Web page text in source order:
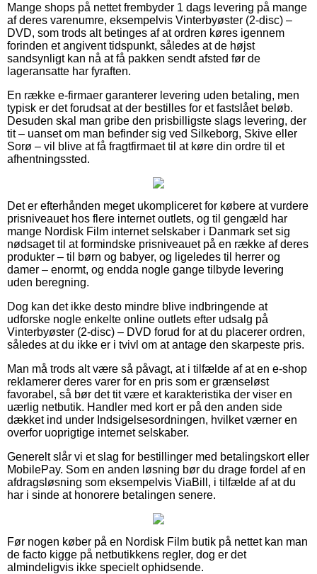
Mange shops på nettet frembyder 1 dags levering på mange
af deres varenumre, eksempelvis Vinterbyøster (2-disc) –
DVD, som trods alt betinges af at ordren køres igennem
forinden et angivent tidspunkt, således at de højst
sandsynligt kan nå at få pakken sendt afsted før de
lageransatte har fyraften.
En række e-firmaer garanterer levering uden betaling, men
typisk er det forudsat at der bestilles for et fastslået beløb.
Desuden skal man gribe den prisbilligste slags levering, der
tit – uanset om man befinder sig ved Silkeborg, Skive eller
Sorø – vil blive at få fragtfirmaet til at køre din ordre til et
afhentningssted.
Det er efterhånden meget ukompliceret for købere at vurdere
prisniveauet hos flere internet outlets, og til gengæld har
mange Nordisk Film internet selskaber i Danmark set sig
nødsaget til at formindske prisniveauet på en række af deres
produkter – til børn og babyer, og ligeledes til herrer og
damer – enormt, og endda nogle gange tilbyde levering
uden beregning.
Dog kan det ikke desto mindre blive indbringende at
udforske nogle enkelte online outlets efter udsalg på
Vinterbyøster (2-disc) – DVD forud for at du placerer ordren,
således at du ikke er i tvivl om at antage den skarpeste pris.
Man må trods alt være så påvagt, at i tilfælde af at en e-shop
reklamerer deres varer for en pris som er grænseløst
favorabel, så bør det tit være et karakteristika der viser en
uærlig netbutik. Handler med kort er på den anden side
dækket ind under Indsigelsesordningen, hvilket værner en
overfor uoprigtige internet selskaber.
Generelt slår vi et slag for bestillinger med betalingskort eller
MobilePay. Som en anden løsning bør du drage fordel af en
afdragsløsning som eksempelvis ViaBill, i tilfælde af at du
har i sinde at honorere betalingen senere.
Før nogen køber på en Nordisk Film butik på nettet kan man
de facto kigge på netbutikkens regler, dog er det
almindeligvis ikke specielt ophidsende.